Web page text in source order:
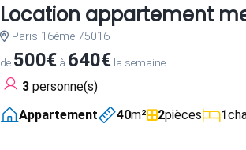
Location appartement
Paris 16ème 75016
de 500€à 640€la semaine
3personne(s)
Appartement
40m² 2pièces 1